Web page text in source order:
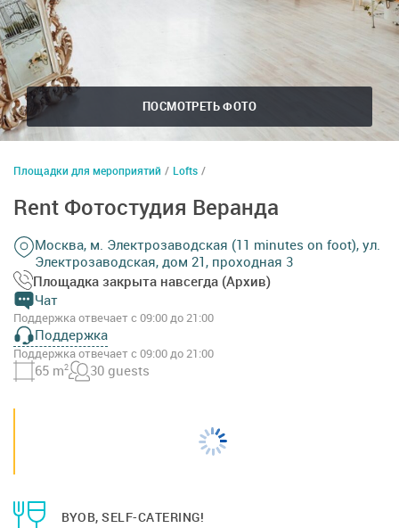
ПОСМОТРЕТЬ ФОТО
Площадки для мероприятий / Lofts /
Rent Фотостудия Веранда
Москва, м. Электрозаводская (11 minutes on foot), ул.
Электрозаводская, дом 21, проходная 3
Площадка закрыта навсегда (Архив)
Чат
Поддержка отвечает с 09:00 до 21:00
Поддержка
Поддержка отвечает с 09:00 до 21:00
65 m2 30 guests
BYOB, SELF-CATERING!